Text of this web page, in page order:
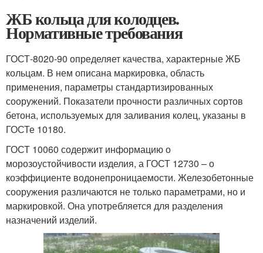
ЖБ кольца для колодцев.
Нормативные требования
ГОСТ-8020-90 определяет качества, характерные ЖБ
кольцам. В нем описана маркировка, область
применения, параметры стандартизированных
сооружений. Показатели прочности различных сортов
бетона, используемых для заливания колец, указаны в
ГОСТе 10180.
ГОСТ 10060 содержит информацию о
морозоустойчивости изделия, а ГОСТ 12730 – о
коэффициенте водонепроницаемости. Железобетонные
сооружения различаются не только параметрами, но и
маркировкой. Она употребляется для разделения
назначений изделий.